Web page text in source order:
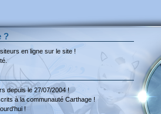
?
en ligne sur le site !
depuis le 27/07/2004 !
à la communauté Carthage !
!